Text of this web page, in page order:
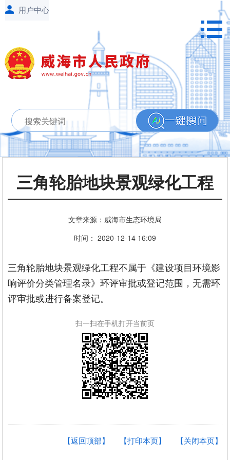
三角轮胎地块景观绿化工程
文章来源：威海市生态环境局
时间： 2020-12-14 16:09
三角轮胎地块景观绿化工程不属于《建设项目环境影
响评价分类管理名录》环评审批或登记范围，无需环
评审批或进行备案登记。
扫一扫在手机打开当前页
【关闭本页】
【打印本页】
【返回顶部】